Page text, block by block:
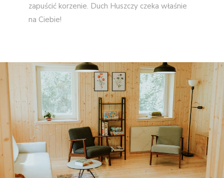
zapuścić korzenie. Duch Huszczy czeka właśnie
na Ciebie!